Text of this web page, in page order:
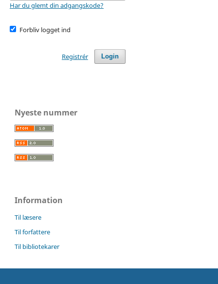
Har du glemt din adgangskode?
Forbliv logget ind
Login
Registrér
Nyeste nummer
Information
Til læsere
Til forfattere
Til bibliotekarer